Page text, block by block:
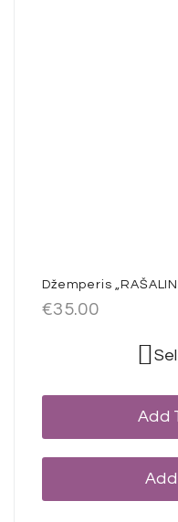
Džemperis
€35.00
Add